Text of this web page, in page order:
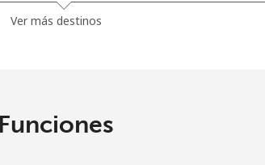
Ver más destinos
Funciones